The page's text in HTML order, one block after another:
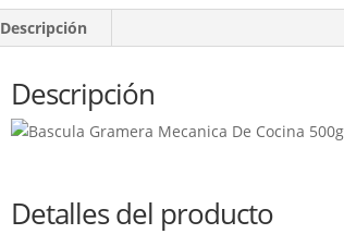
Descripción
Descripción
Detalles del producto